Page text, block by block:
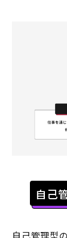
自己